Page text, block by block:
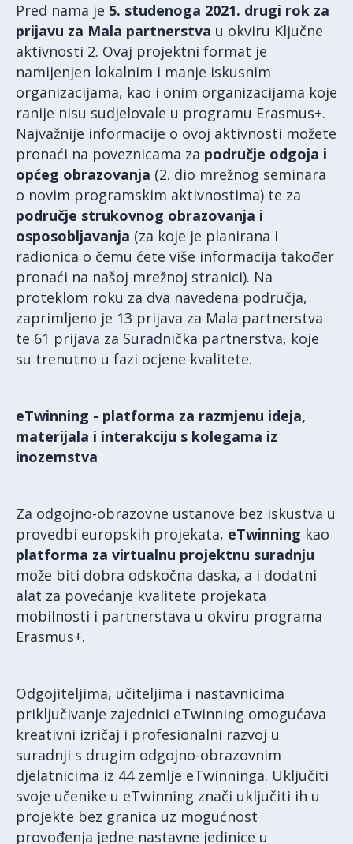
Pred nama je 5. studenoga 2021. drugi rok za
prijavu za Mala partnerstva u okviru Ključne
aktivnosti 2. Ovaj projektni format je
namijenjen lokalnim i manje iskusnim
organizacijama, kao i onim organizacijama koje
ranije nisu sudjelovale u programu Erasmus+.
Najvažnije informacije o ovoj aktivnosti možete
pronaći na poveznicama za područje odgoja i
općeg obrazovanja (2. dio mrežnog seminara
o novim programskim aktivnostima) te za
područje strukovnog obrazovanja i
osposobljavanja (za koje je planirana i
radionica o čemu ćete više informacija također
pronaći na našoj mrežnoj stranici). Na
proteklom roku za dva navedena područja,
zaprimljeno je 13 prijava za Mala partnerstva
te 61 prijava za Suradnička partnerstva, koje
su trenutno u fazi ocjene kvalitete.
eTwinning - platforma za razmjenu ideja,
materijala i interakciju s kolegama iz
inozemstva
Za odgojno-obrazovne ustanove bez iskustva u
provedbi europskih projekata, eTwinning kao
platforma za virtualnu projektnu suradnju
može biti dobra odskočna daska, a i dodatni
alat za povećanje kvalitete projekata
mobilnosti i partnerstava u okviru programa
Erasmus+.
Odgojiteljima, učiteljima i nastavnicima
priključivanje zajednici eTwinning omogućava
kreativni izričaj i profesionalni razvoj u
suradnji s drugim odgojno-obrazovnim
djelatnicima iz 44 zemlje eTwinninga. Uključiti
svoje učenike u eTwinning znači uključiti ih u
projekte bez granica uz mogućnost
provođenja jedne nastavne jedinice u